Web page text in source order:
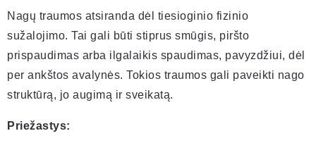
Nagų traumos atsiranda dėl tiesioginio fizinio
sužalojimo. Tai gali būti stiprus smūgis, piršto
prispaudimas arba ilgalaikis spaudimas, pavyzdžiui, dėl
per ankštos avalynės. Tokios traumos gali paveikti nago
struktūrą, jo augimą ir sveikatą.
Priežastys: